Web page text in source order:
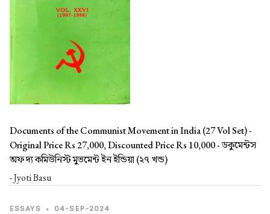
Documents of the Communist Movement in India (27 Vol Set) -
Original Price Rs 27,000, Discounted Price Rs 10,000 -ডকুমেন্টস
অফ দ্য কমিউনিস্ট মুভমেন্ট ইন ইন্ডিয়া (২৭ খন্ড)
- Jyoti Basu
ESSAYS • 04-SEP-2024